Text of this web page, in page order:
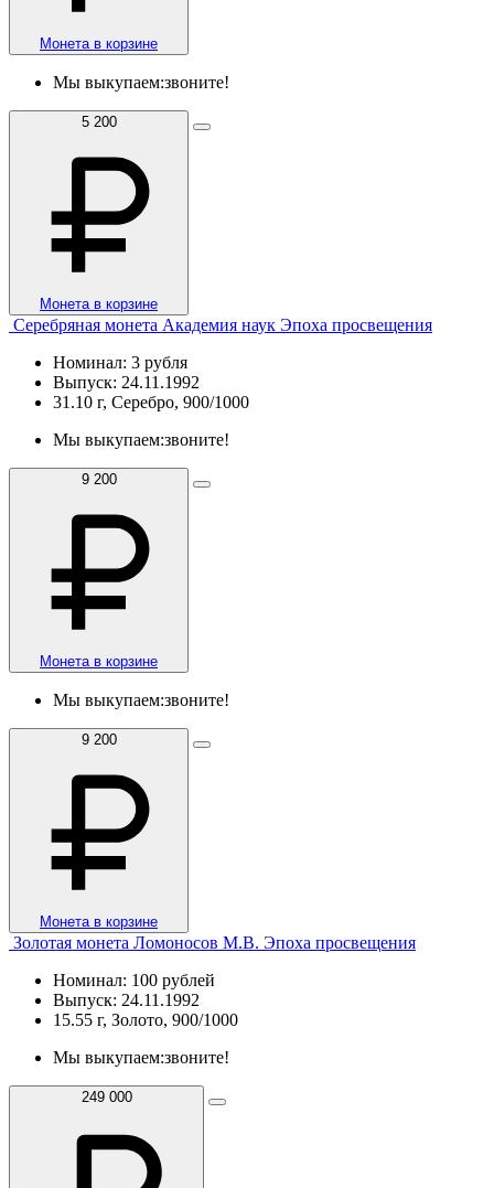
Монета в корзине
Мы выкупаем:звоните!
5 200
Монета в корзине
Серебряная монета Академия наук Эпоха просвещения
Номинал: 3 рубля
Выпуск: 24.11.1992
31.10 г, Серебро, 900/1000
Мы выкупаем:звоните!
9 200
Монета в корзине
Мы выкупаем:звоните!
9 200
Монета в корзине
Золотая монета Ломоносов М.В. Эпоха просвещения
Номинал: 100 рублей
Выпуск: 24.11.1992
15.55 г, Золото, 900/1000
Мы выкупаем:звоните!
249 000